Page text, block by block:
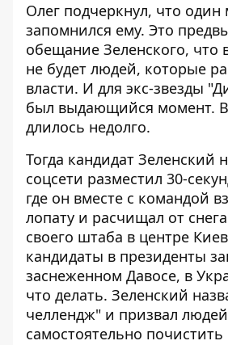
Олег подчеркнул, что
запомнился ему. Это
обещание Зеленского, что
не будет людей, которые
власти. И для экс-звезды
был выдающийся момент.
длилось недолго.
Тогда кандидат Зеленский
соцсети разместил 30-
где он вместе с командой
лопату и расчищал от
своего штаба в центре
кандидаты в президенты
заснеженном Давосе, в
что делать. Зеленский
челлендж" и призвал людей
самостоятельно почистить